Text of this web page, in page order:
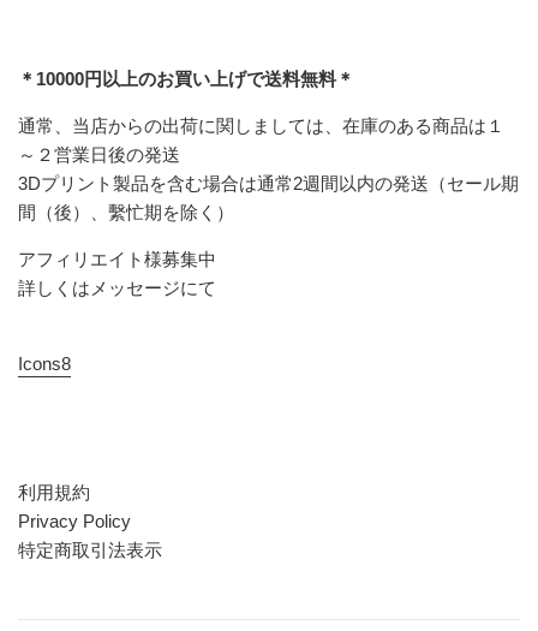
＊10000円以上のお買い上げで送料無料＊
通常、当店からの出荷に関しましては、在庫のある商品は１
～２営業日後の発送
3Dプリント製品を含む場合は通常2週間以内の発送（セール期
間（後）、繫忙期を除く）
アフィリエイト様募集中
詳しくはメッセージにて
Icons8
利用規約
Privacy Policy
特定商取引法表示